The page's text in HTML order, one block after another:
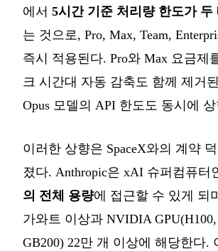
에서 5시간 기준 처리량 한도가 두
는 것으로, Pro, Max, Team,
즉시 적용된다. Pro와 Max 요금제
크 시간대 자동 감축도 함께 제거
Opus 모델의 API 한도도 동시에
이러한 상향은 SpaceX와의 계약
졌다. Anthropic은 xAI 슈퍼컴퓨터
의 전체 용량에 접근할 수 있게 되
가와트 이상과 NVIDIA GPU(H100,
GB200) 22만 개 이상에 해당한다.